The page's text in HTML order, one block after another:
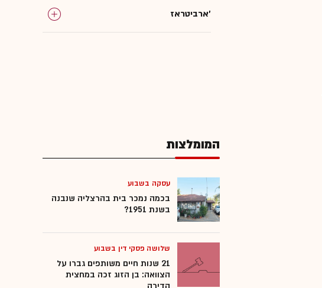
ארביטראז'
דולר שקל
ריבית בנק ישראל
ריבית ארה"ב
אינפלציה ארה"ב
המומלצות
עסקה בשבוע
בכמה נמכר בית בהרצליה שנבנה
בשנת 1951?
שלושה פסקי דין בשבוע
21 שנות חיים משותפים גברו על
הצוואה: בן הזוג זכה במחצית
הדירה